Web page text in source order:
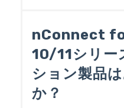
上記以外の用途で
pider Servistaと
プション製品：
er for 奉行V ERP
奉行シリーズとの
り込んだパッケー
プションのアダプ
ラウドやBIツール
データ連携処理を
ます。また、オプ
nConnect
10/11シリー
ション製品
か？